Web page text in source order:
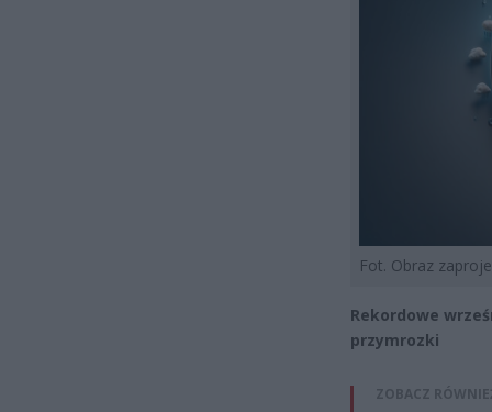
Fot. Obraz
Rekordowe
przymrozki
ZOBACZ